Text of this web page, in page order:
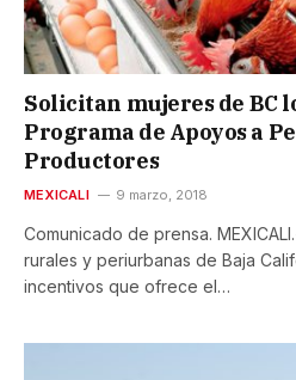
Solicitan mujeres de BC
Programa de Apoyos a
Productores
MEXICALI 9 marzo, 2018
Comunicado de prensa.
rurales y periurbanas de Baja
incentivos que ofrece el…